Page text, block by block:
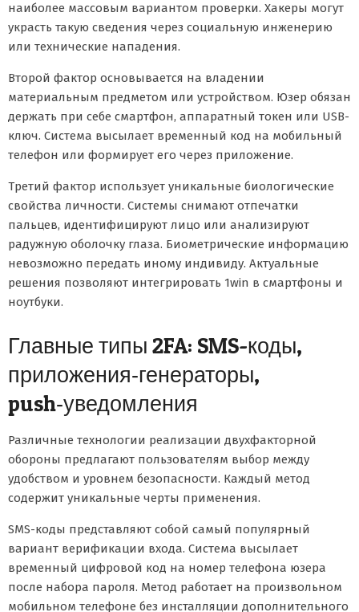
наиболее массовым вариантом проверки. Хакеры могут
украсть такую сведения через социальную инженерию
или технические нападения.
Второй фактор основывается на владении
материальным предметом или устройством. Юзер обязан
держать при себе смартфон, аппаратный токен или USB-
ключ. Система высылает временный код на мобильный
телефон или формирует его через приложение.
Третий фактор использует уникальные биологические
свойства личности. Системы снимают отпечатки
пальцев, идентифицируют лицо или анализируют
радужную оболочку глаза. Биометрические информацию
невозможно передать иному индивиду. Актуальные
решения позволяют интегрировать 1win в смартфоны и
ноутбуки.
Главные типы 2FA: SMS-коды,
приложения‑генераторы,
push‑уведомления
Различные технологии реализации двухфакторной
обороны предлагают пользователям выбор между
удобством и уровнем безопасности. Каждый метод
содержит уникальные черты применения.
SMS-коды представляют собой самый популярный
вариант верификации входа. Система высылает
временный цифровой код на номер телефона юзера
после набора пароля. Метод работает на произвольном
мобильном телефоне без инсталляции дополнительного